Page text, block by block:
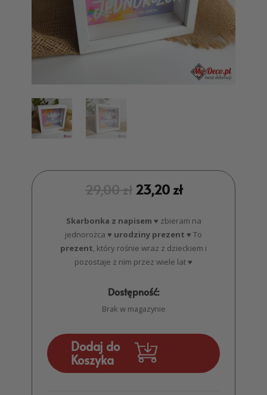
29,00zł 23,20zł
Skarbonka z napisem ♥ zbieram na
jednorożca ♥ urodziny prezent ♥ To
prezent, który rośnie wraz z dzieckiem i
pozostaje z nim przez wiele lat ♥
Dostępność:
Brak w magazynie
Dodaj do
Koszyka